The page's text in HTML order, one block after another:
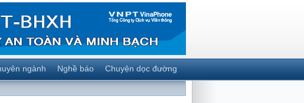
ngành Nghề báo Chuyện dọc đường